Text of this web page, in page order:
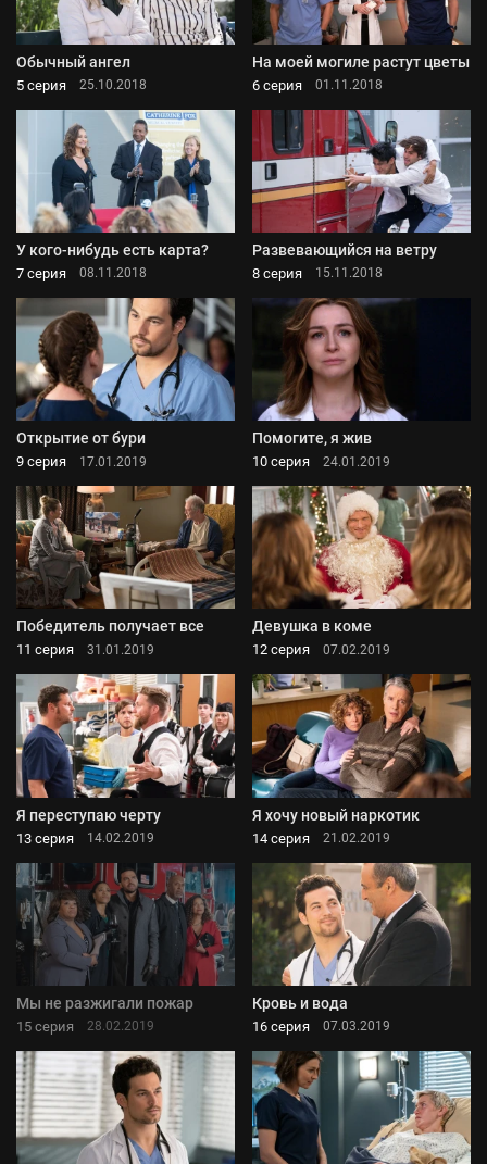
Обычный ангел
5 серия 25.10.2018
На моей могиле растут цветы
6 серия 01.11.2018
У кого-нибудь есть карта?
7 серия 08.11.2018
Развевающийся на ветру
8 серия 15.11.2018
Открытие от бури
9 серия 17.01.2019
Помогите, я жив
10 серия 24.01.2019
Победитель получает все
11 серия 31.01.2019
Девушка в коме
12 серия 07.02.2019
Я переступаю черту
13 серия 14.02.2019
Я хочу новый наркотик
14 серия 21.02.2019
Мы не разжигали пожар
15 серия 28.02.2019
Кровь и вода
16 серия 07.03.2019